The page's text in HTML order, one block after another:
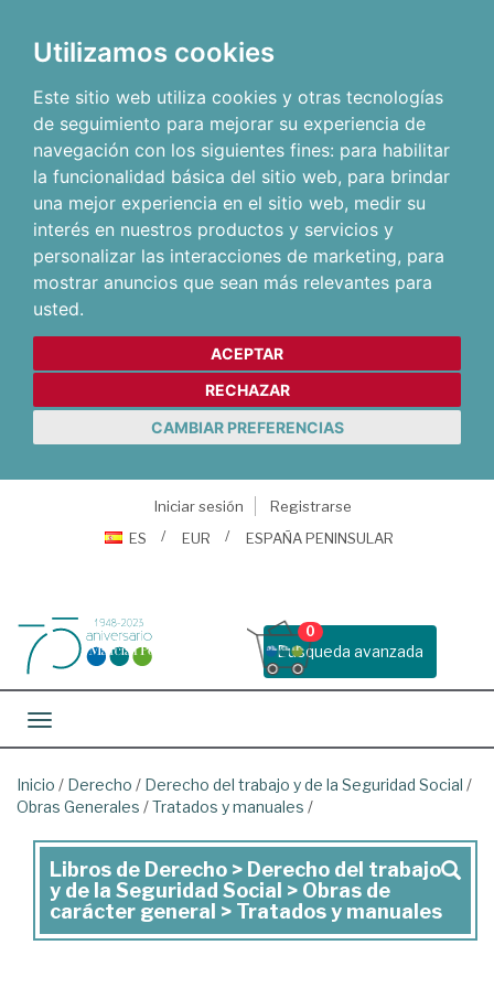
Utilizamos cookies
Este sitio web utiliza cookies y otras tecnologías
de seguimiento para mejorar su experiencia de
navegación con los siguientes fines: para habilitar
la funcionalidad básica del sitio web, para brindar
una mejor experiencia en el sitio web, medir su
interés en nuestros productos y servicios y
personalizar las interacciones de marketing, para
mostrar anuncios que sean más relevantes para
usted.
ACEPTAR
RECHAZAR
CAMBIAR PREFERENCIAS
Iniciar sesión
Registrarse
ES
EUR ESPAÑA PENINSULAR
Busqueda avanzada
0
Toggle navigation
Inicio / Derecho / Derecho del trabajo y de la Seguridad Social /
Obras Generales /Tratados y manuales /
Libros
de
Derecho
Libros de Derecho > Derecho del trabajo
y de la Seguridad Social > Obras de
carácter general > Tratados y manuales